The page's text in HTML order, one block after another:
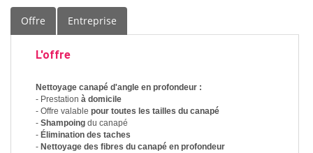
Offre Entreprise
L'offre
Nettoyage canapé d'angle en profondeur :
- Prestation à domicile
- Offre valable pour toutes les tailles du canapé
- Shampoing du canapé
- Élimination des taches
- Nettoyage des fibres du canapé en profondeur